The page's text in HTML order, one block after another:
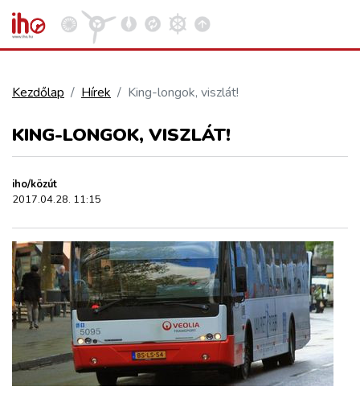
KÖZLEKEDÉSFEJLESZTÉS
ELLÁTÁSI LÁNC
ZÖLDÚT
Kezdőlap Hírek King-longok, viszlát!
KING-LONGOK, VISZLÁT!
iho/közút
2017.04.28. 11:15